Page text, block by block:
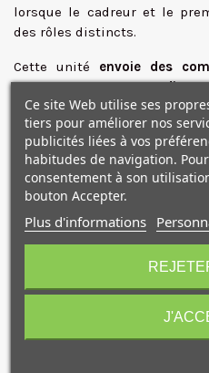
lorsque le cadreur et le
des rôles distincts.
Cette unité envoie des
moteur Focus sur une
Elle permet le
des modes de mise au
automatique ou semi-
molette.
Enmode AMF, la molette
mise au point automatique,
l'état de la mise au point
intuitivement sa logique
L'unité manuelle Focus Pro
DJI RS4,
Ronin 4D et DJI Inspire 3.
Ce site Web utilise ses
tiers pour améliorer nos
publicités liées à vos
habitudes de navigation.
consentement à son
bouton Accepter.
Plus d'informations
10€